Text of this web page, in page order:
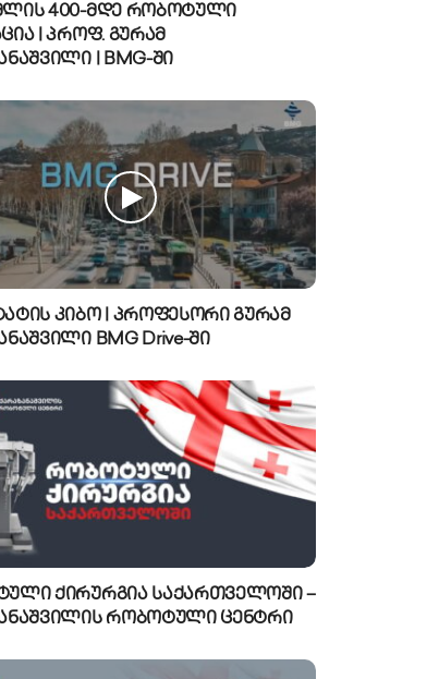
400-მდე რობოტული
| პროფ. გურამ
| BMG-ში
კიბო | პროფესორი გურამ
BMG Drive-ში
ქირურგია საქართველოში –
რობოტული ცენტრი